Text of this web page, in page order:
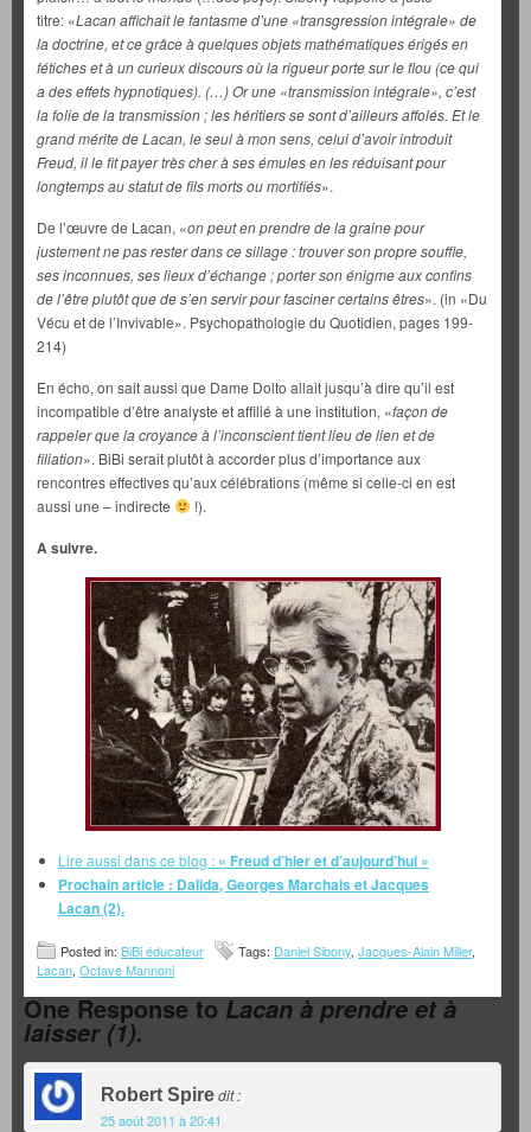
titre: «Lacan affichait le fantasme d’une «transgression intégrale» de
la doctrine, et ce grâce à quelques objets mathématiques érigés en
fétiches et à un curieux discours où la rigueur porte sur le flou (ce qui
a des effets hypnotiques). (…) Or une «transmission intégrale», c’est
la folie de la transmission ; les héritiers se sont d’ailleurs affolés. Et le
grand mérite de Lacan, le seul à mon sens, celui d’avoir introduit
Freud, il le fit payer très cher à ses émules en les réduisant pour
longtemps au statut de fils morts ou mortifiés».
De l’œuvre de Lacan, «on peut en prendre de la graine pour
justement ne pas rester dans ce sillage : trouver son propre souffle,
ses inconnues, ses lieux d’échange ; porter son énigme aux confins
de l’être plutôt que de s’en servir pour fasciner certains êtres». (in «Du
Vécu et de l’Invivable». Psychopathologie du Quotidien, pages 199-
214)
En écho, on sait aussi que Dame Dolto allait jusqu’à dire qu’il est
incompatible d’être analyste et affilié à une institution, «façon de
rappeler que la croyance à l’inconscient tient lieu de lien et de
filiation». BiBi serait plutôt à accorder plus d’importance aux
rencontres effectives qu’aux célébrations (même si celle-ci en est
aussi une – indirecte
!).
A suivre.
Lire aussi dans ce blog : « Freud d’hier et d’aujourd’hui »
Prochain article : Dalida, Georges Marchais et Jacques
Lacan (2).
Posted in: BiBi éducateur Tags: Daniel Sibony, Jacques-Alain Miller,
Lacan, Octave Mannoni
One Response toLacan à prendre et à
laisser (1).
Robert Spiredit :
25 août 2011 à 20:41